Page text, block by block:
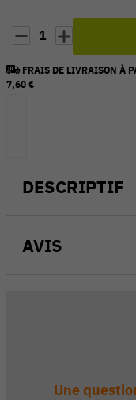
DESCRIPTIF
AVIS
1
FRAIS DE LIVRAISON À
7,60 €
Une